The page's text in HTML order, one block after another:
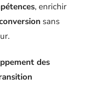
, enrichir
sans
des